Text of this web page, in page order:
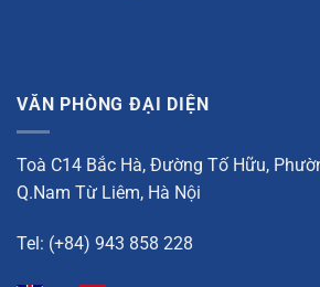
VĂN PHÒNG ĐẠI DIỆN
Toà C14 Bắc Hà, Đường Tố Hữu,
Q.Nam Từ Liêm, Hà Nội
Tel: (+84) 943 858 228